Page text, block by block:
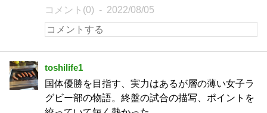
コメント(0) 2022/08/05
toshilife1
国体優勝を目指す、実力はあるが層の薄い女子ラ
グビー部の物語。終盤の試合の描写、ポイントを